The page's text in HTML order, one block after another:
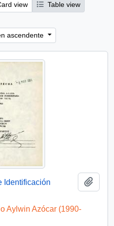
view
Table view
ascendente
Identificación
Aylwin Azócar (1990-